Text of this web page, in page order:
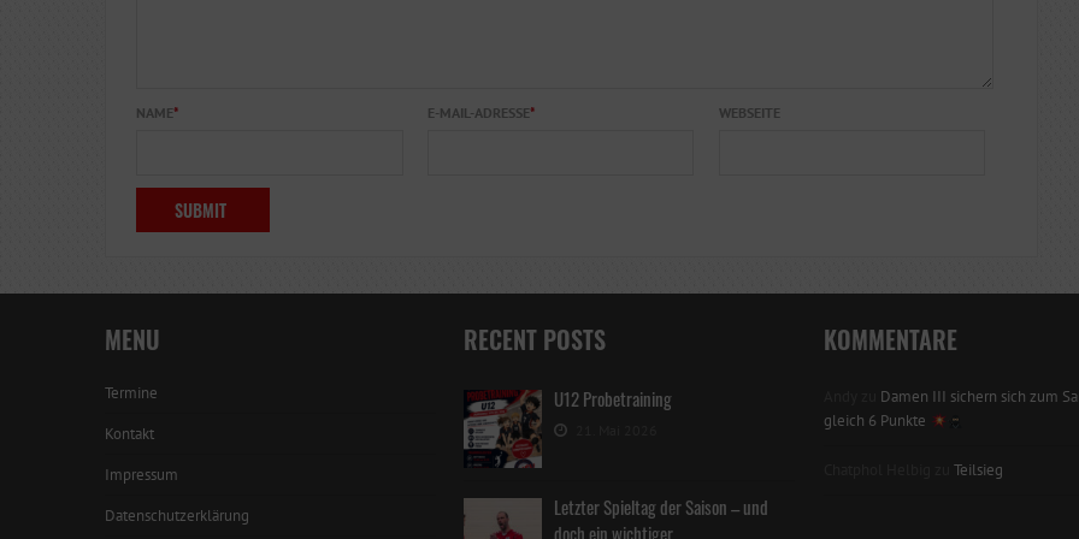
NAME* E-MAIL-ADRESSE* WEBSEITE
MENU
Termine
Kontakt
Impressum
Datenschutzerklärung
RECENT POSTS
U12 Probetraining
Letzter Spieltag der Saison – und
doch ein wichtiger
KOMMENTARE
Damen III sichern sich zum
gleich 6 Punkte
Teilsieg